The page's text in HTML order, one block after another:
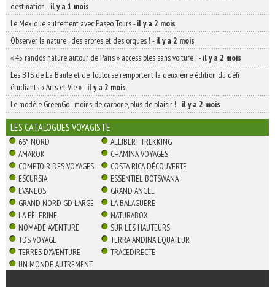
destination -il y a 1 mois
Le Mexique autrement avec Paseo Tours-il y a 2 mois
Observer la nature : des arbres et des orques ! -il y a 2 mois
« 45 randos nature autour de Paris » accessibles sans voiture ! -il y a 2 mois
Les BTS de La Baule et de Toulouse remportent la deuxième édition du défi
étudiants « Arts et Vie »-il y a 2 mois
Le modèle GreenGo : moins de carbone, plus de plaisir ! -il y a 2 mois
LES CATALOGUES VOYAGISTE
66° NORD
ALLIBERT TREKKING
AMAROK
CHAMINA VOYAGES
COMPTOIR DES VOYAGES
COSTA RICA DÉCOUVERTE
ESCURSIA
ESSENTIEL BOTSWANA
EVANEOS
GRAND ANGLE
GRAND NORD GD LARGE
LA BALAGUÈRE
LA PÈLERINE
NATURABOX
NOMADE AVENTURE
SUR LES HAUTEURS
TDS VOYAGE
TERRA ANDINA EQUATEUR
TERRES D'AVENTURE
TRACEDIRECTE
UN MONDE AUTREMENT